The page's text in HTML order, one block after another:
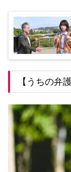
【うちの弁